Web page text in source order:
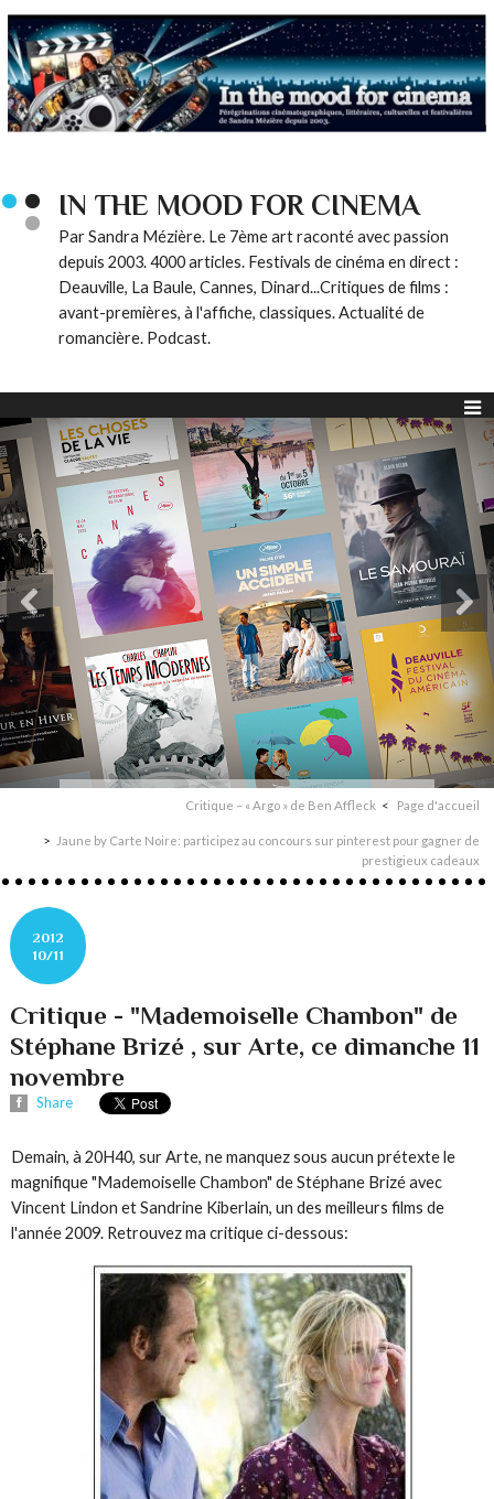
IN THE MOOD FOR CINEMA
Par Sandra Mézière. Le 7ème art raconté avec passion
depuis 2003. 4000 articles. Festivals de cinéma en direct :
Deauville, La Baule, Cannes, Dinard...Critiques de films :
avant-premières, à l'affiche, classiques. Actualité de
romancière. Podcast.
Critique – « Argo » de Ben Affleck Page d'accueil
Jaune by Carte Noire: participez au concours sur pinterest pour gagner de
prestigieux cadeaux
2012
10/11
Critique - "Mademoiselle Chambon" de
Stéphane Brizé , sur Arte, ce dimanche 11
novembre
Share
Demain, à 20H40, sur Arte, ne manquez sous aucun prétexte le
magnifique "Mademoiselle Chambon" de Stéphane Brizé avec
Vincent Lindon et Sandrine Kiberlain, un des meilleurs films de
l'année 2009. Retrouvez ma critique ci-dessous: